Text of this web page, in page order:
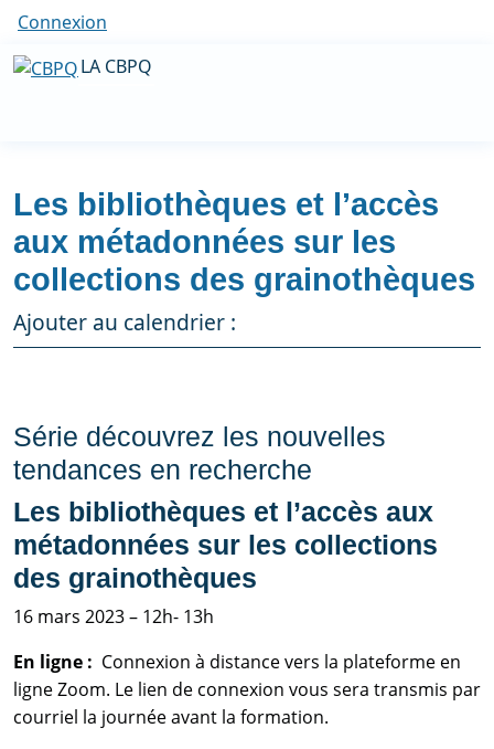
Connexion
LA CBPQ
Les bibliothèques et l’accès
aux métadonnées sur les
collections des grainothèques
Ajouter au calendrier :
Série découvrez les nouvelles
tendances en recherche
Les bibliothèques et l’accès aux
métadonnées sur les collections
des grainothèques
16 mars 2023 – 12h- 13h
En ligne : Connexion à distance vers la plateforme en
ligne Zoom. Le lien de connexion vous sera transmis par
courriel la journée avant la formation.